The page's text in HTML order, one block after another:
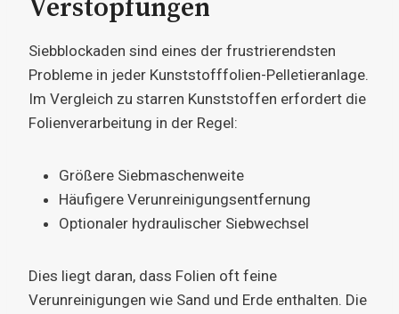
Verstopfungen
Siebblockaden sind eines der frustrierendsten
Probleme in jeder Kunststofffolien-Pelletieranlage.
Im Vergleich zu starren Kunststoffen erfordert die
Folienverarbeitung in der Regel:
Größere Siebmaschenweite
Häufigere Verunreinigungsentfernung
Optionaler hydraulischer Siebwechsel
Dies liegt daran, dass Folien oft feine
Verunreinigungen wie Sand und Erde enthalten. Die